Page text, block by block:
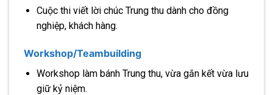
Cuộc thi viết lời chúc Trung thu dành cho đồng
nghiệp, khách hàng.
Workshop/Teambuilding
Workshop làm bánh Trung thu, vừa gắn kết vừa lưu
giữ kỷ niệm.